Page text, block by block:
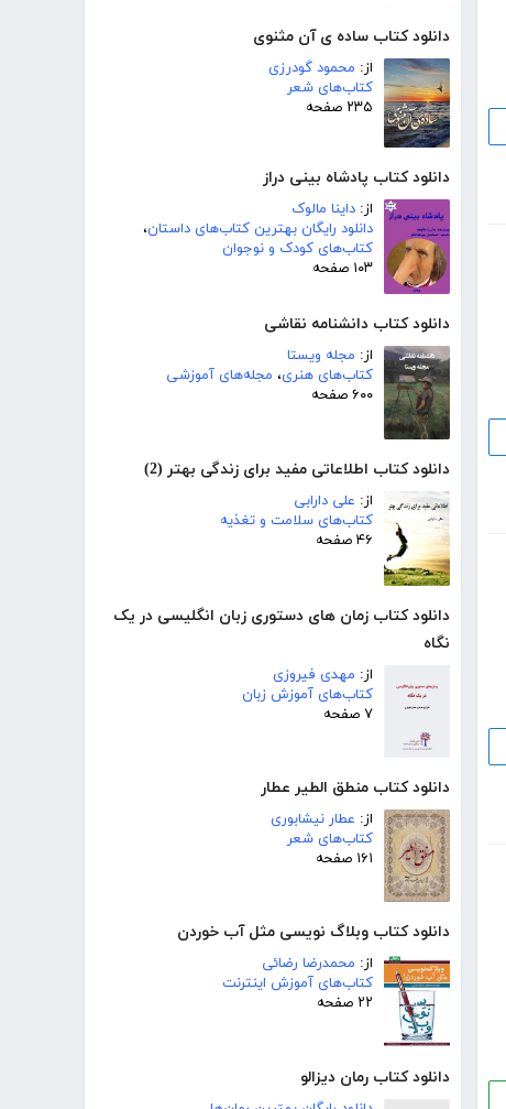
دانلود کتاب ساده ی آن مثنوی
از: محمود گودرزی
کتاب‌های شعر
۲۳۵ صفحه
دانلود کتاب پادشاه بینی دراز
از: داینا مالوک
دانلود رایگان بهترین کتاب‌های داستان،
کتاب‌های کودک و نوجوان
۱۰۳ صفحه
دانلود کتاب دانشنامه نقاشی
از: مجله ویستا
کتاب‌های هنری، مجله‌های آموزشی
۶۰۰ صفحه
دانلود کتاب اطلاعاتی مفید برای زندگی بهتر (2)
از: علی دارابی
کتاب‌های سلامت و تغذیه
۴۶ صفحه
دانلود کتاب زمان های دستوری زبان انگلیسی در یک
نگاه
از: مهدی فیروزی
کتاب‌های آموزش زبان
۷ صفحه
دانلود کتاب منطق الطیر عطار
از: عطار نیشابوری
کتاب‌های شعر
۱۶۱ صفحه
دانلود کتاب وبلاگ نویسی مثل آب خوردن
از: محمدرضا رضائی
کتاب‌های آموزش اینترنت
۲۲ صفحه
دانلود کتاب رمان دیزالو